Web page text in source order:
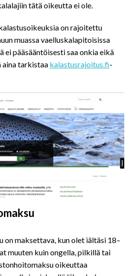
tätä oikeutta ei ole.
on rajoitettu
muassa vaelluskalapitoisissa
ei pääsääntöisesti saa onkia eikä
tarkistaa kalastusrajoitus.fi-
on maksettava, kun olet iältäsi 18–
muuten kuin ongella, pilkillä tai
oikeuttaa